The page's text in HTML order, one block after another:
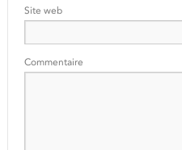
Site web
Commentaire